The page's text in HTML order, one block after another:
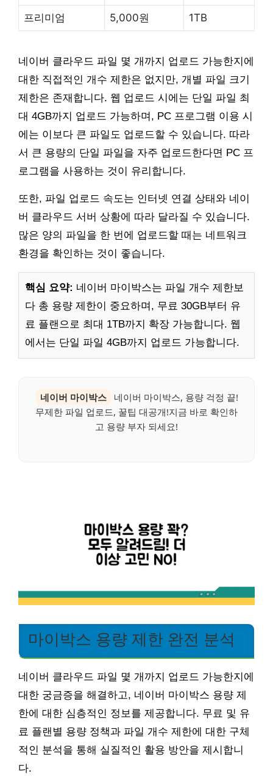
프리미엄 5,000원 1TB
네이버 클라우드 파일 몇 개까지 업로드 가능한지에
대한 직접적인 개수 제한은 없지만, 개별 파일 크기
제한은 존재합니다. 웹 업로드 시에는 단일 파일 최
대 4GB까지 업로드 가능하며, PC 프로그램 이용 시
에는 이보다 큰 파일도 업로드할 수 있습니다. 따라
서 큰 용량의 단일 파일을 자주 업로드한다면 PC 프
로그램을 사용하는 것이 유리합니다.
또한, 파일 업로드 속도는 인터넷 연결 상태와 네이
버 클라우드 서버 상황에 따라 달라질 수 있습니다.
많은 양의 파일을 한 번에 업로드할 때는 네트워크
환경을 확인하는 것이 좋습니다.
핵심 요약: 네이버 마이박스는 파일 개수 제한보
다 총 용량 제한이 중요하며, 무료 30GB부터 유
료 플랜으로 최대 1TB까지 확장 가능합니다. 웹
에서는 단일 파일 4GB까지 업로드 가능합니다.
네이버 마이박스
네이버 마이박스, 용량 걱정 끝!
무제한 파일 업로드, 꿀팁 대공개!지금 바로 확인하
고 용량 부자 되세요!
마이박스 용량 제한 완전 분석
네이버 클라우드 파일 몇 개까지 업로드 가능한지에
대한 궁금증을 해결하고, 네이버 마이박스 용량 제
한에 대한 심층적인 정보를 제공합니다. 무료 및 유
료 플랜별 용량 정책과 파일 개수 제한에 대한 구체
적인 분석을 통해 실질적인 활용 방안을 제시합니
다.